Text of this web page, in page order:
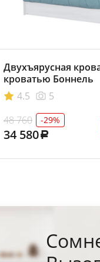
Двухъярусная
кроватью Боннель
4.5
5
48 760
-29%
34 580